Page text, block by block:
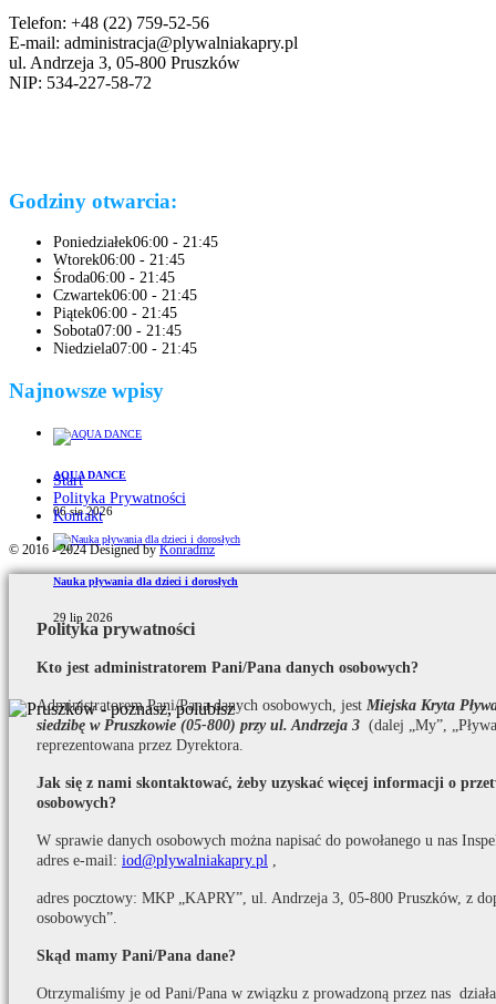
Telefon: +48 (22) 759-52-56
E-mail: administracja@plywalniakapry.pl
ul. Andrzeja 3, 05-800 Pruszków
NIP: 534-227-58-72
Godziny otwarcia:
Poniedziałek06:00 - 21:45
Wtorek06:00 - 21:45
Środa06:00 - 21:45
Czwartek06:00 - 21:45
Piątek06:00 - 21:45
Sobota07:00 - 21:45
Niedziela07:00 - 21:45
Najnowsze wpisy
AQUA DANCE
06 sie 2026
Nauka pływania dla dzieci i dorosłych
29 lip 2026
Start
Polityka Prywatności
Kontakt
© 2016 - 2024 Designed byKonradmz
Polityka prywatności
Kto jest administratorem Pani/Pana danych osobowych?
Administratorem Pani/Pana danych osobowych, jest Miejska Kryta
siedzibę w Pruszkowie (05-800) przy ul. Andrzeja 3 (dalej „My”,
reprezentowana przez Dyrektora.
Jak się z nami skontaktować, żeby uzyskać więcej informacji o
osobowych?
W sprawie danych osobowych można napisać do powołanego u nas
adres e-mail: iod@plywalniakapry.pl ,
adres pocztowy: MKP „KAPRY”, ul. Andrzeja 3, 05-800 Pruszków, z
osobowych”.
Skąd mamy Pani/Pana dane?
Otrzymaliśmy je od Pani/Pana w związku z prowadzoną przez nas